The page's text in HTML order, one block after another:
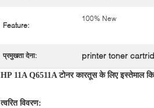
Feature:
100% New
प्रमुखता देना: printer toner
HP 11A Q6511A टोनर कारतूस के लिए इस्तेमाल
त्वरित विवरण: